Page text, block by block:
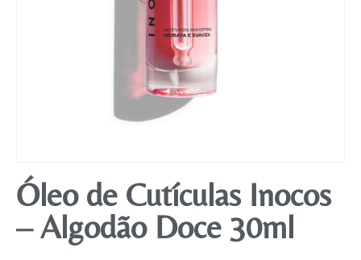
Óleo de Cutículas Inocos
– Algodão Doce 30ml